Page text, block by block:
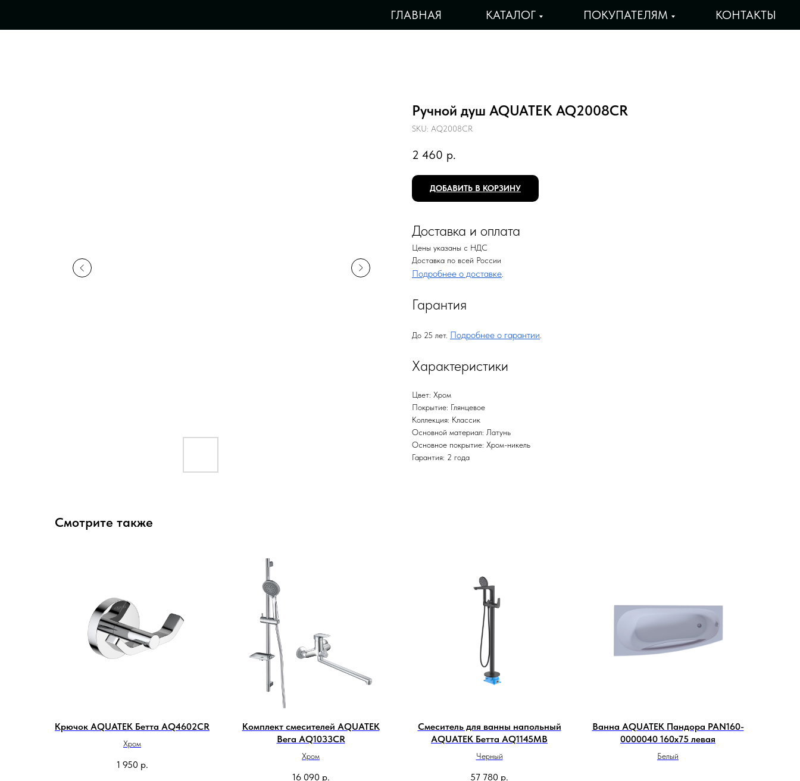
ГЛАВНАЯ КАТАЛОГ ПОКУПАТЕЛЯМ КОНТАКТЫ
Ручной душ AQUATEK AQ2008CR
SKU: AQ2008CR
2 460 р.
ДОБАВИТЬ В КОРЗИНУ
Доставка и оплата
Цены указаны с НДС
Доставка по всей России
Подробнее о доставке
Гарантия
До 25 лет. Подробнее о гарантии
Характеристики
Цвет: Хром
Покрытие: Глянцевое
Коллекция: Классик
Основной материал: Латунь
Основное покрытие: Хром-никель
Гарантия: 2 года
Смотрите также
Крючок AQUATEK Бетта AQ4602CR
Хром
1 950 р.
Комплект смесителей AQUATEK
Вега AQ1033CR
Хром
16 090 р.
Смеситель для ванны напольный
AQUATEK Бетта AQ1145MB
Черный
57 780 р.
Ванна AQUATEK Пандора PAN160-
0000040 160х75 левая
Белый